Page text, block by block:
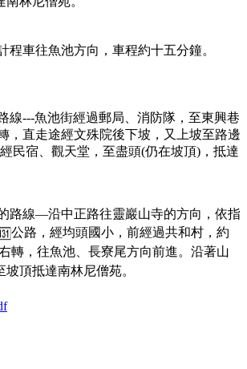
程車往魚池方向，車程約十五分鐘。
線---魚池街經過郵局、消防隊，至東興巷
，直走途經文殊院後下坡，又上坡至路邊
民宿、觀天堂，至盡頭(仍在坡頂)，抵達
路線—沿中正路往靈巖山寺的方向，依指
公路，經均頭國小，前經過共和村，約
轉，往魚池、長寮尾方向前進。沿著山
頂抵達南林尼僧苑。